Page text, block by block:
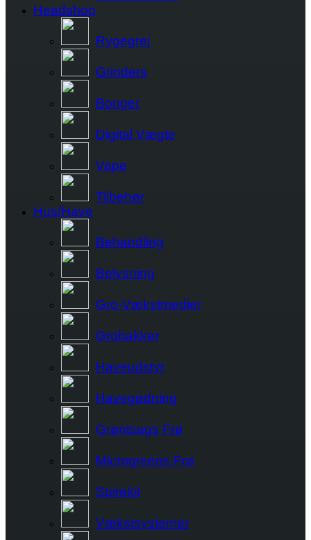
Headshop
Rygegrej
Grinders
Bonger
Digital Vægte
Vape
Tilbehør
Hus/Have
Behandling
Belysning
Gro-Vækstmedier
Grobakker
Haveudstyr
Havegødning
Grøntsags Frø
Microgreens Frø
Spirekit
Vækstsystemer